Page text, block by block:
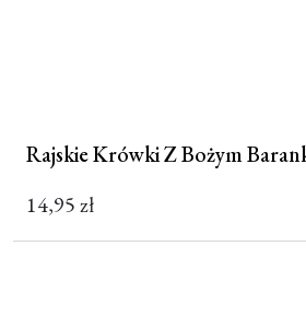
Rajskie Krówki Z Bożym
14,95zł